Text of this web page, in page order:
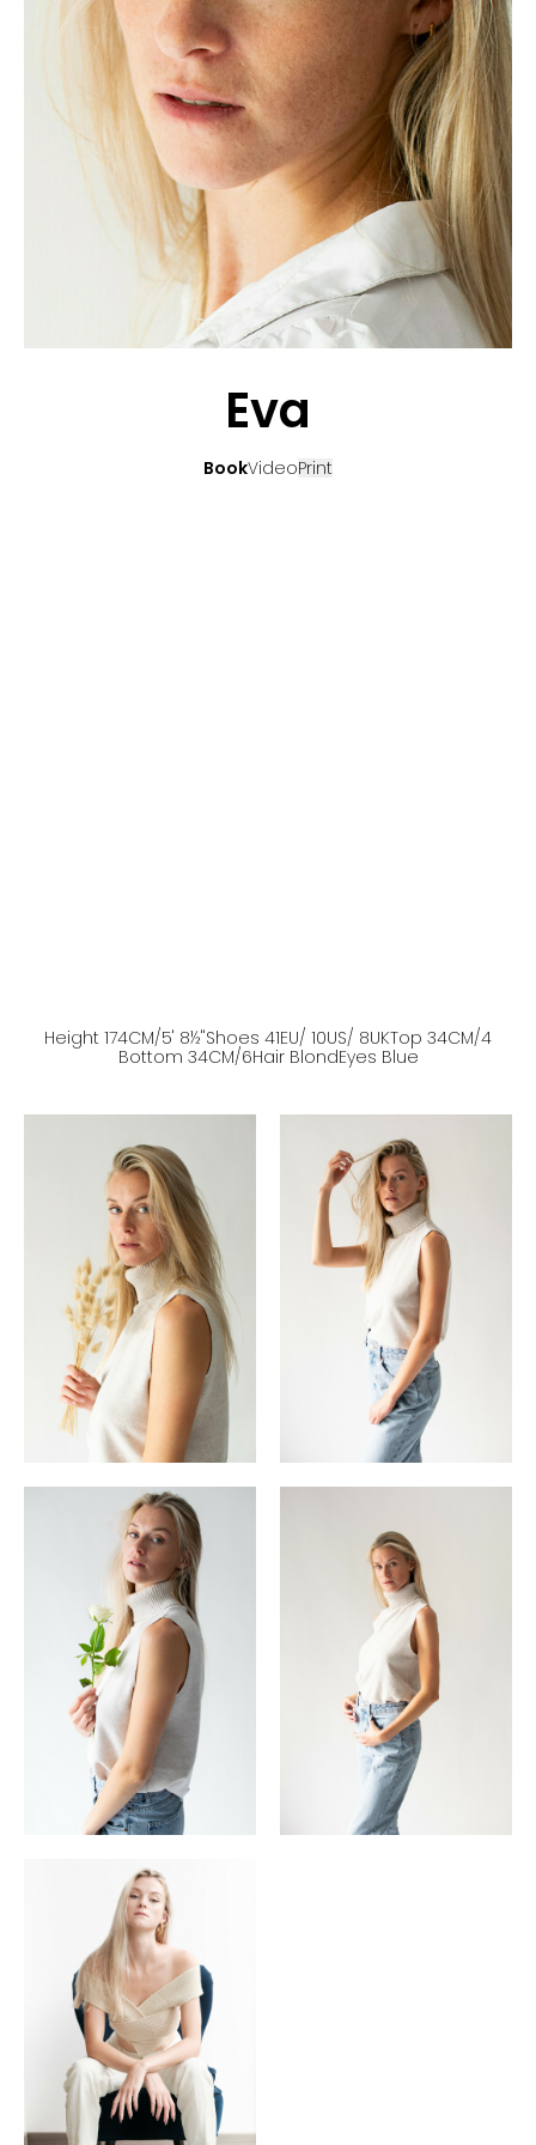
POP MUSICIENS
TALENTS INTERNATIONAUX
CANDIDATURE
NOS AGENCES
FRANCE
SUISSE
Eva
BookVideoPrint
Height 174CM/5' 8½''Shoes 41EU/ 10US/ 8UKTop 34CM/4
Bottom 34CM/6Hair BlondEyes Blue